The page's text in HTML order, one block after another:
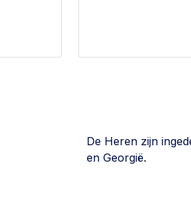
De Heren zijn
en Georgië.